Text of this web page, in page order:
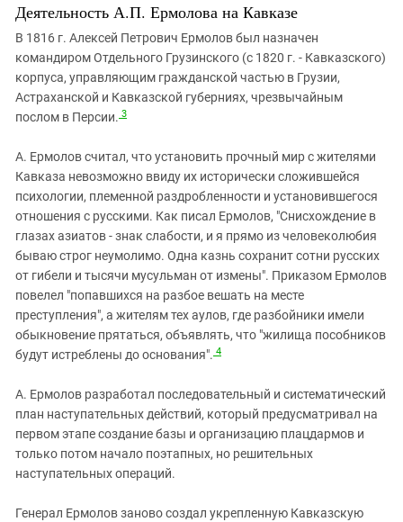
Деятельность А.П. Ермолова на Кавказе
В 1816 г. Алексей Петрович Ермолов был назначен
командиром Отдельного Грузинского (с 1820 г. - Кавказского)
корпуса, управляющим гражданской частью в Грузии,
Астраханской и Кавказской губерниях, чрезвычайным
послом в Персии. 3
А. Ермолов считал, что установить прочный мир с жителями
Кавказа невозможно ввиду их исторически сложившейся
психологии, племенной раздробленности и установившегося
отношения с русскими. Как писал Ермолов, "Снисхождение в
глазах азиатов - знак слабости, и я прямо из человеколюбия
бываю строг неумолимо. Одна казнь сохранит сотни русских
от гибели и тысячи мусульман от измены". Приказом Ермолов
повелел "попавшихся на разбое вешать на месте
преступления", а жителям тех аулов, где разбойники имели
обыкновение прятаться, объявлять, что "жилища пособников
будут истреблены до основания". 4
А. Ермолов разработал последовательный и систематический
план наступательных действий, который предусматривал на
первом этапе создание базы и организацию плацдармов и
только потом начало поэтапных, но решительных
наступательных операций.
Генерал Ермолов заново создал укрепленную Кавказскую